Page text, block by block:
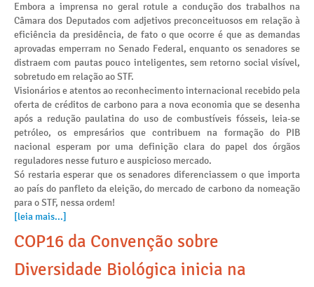
Embora a imprensa no geral rotule a condução dos trabalhos na
Câmara dos Deputados com adjetivos preconceituosos em relação à
eficiência da presidência, de fato o que ocorre é que as demandas
aprovadas emperram no Senado Federal, enquanto os senadores se
distraem com pautas pouco inteligentes, sem retorno social visível,
sobretudo em relação ao STF.
Visionários e atentos ao reconhecimento internacional recebido pela
oferta de créditos de carbono para a nova economia que se desenha
após a redução paulatina do uso de combustíveis fósseis, leia-se
petróleo, os empresários que contribuem na formação do PIB
nacional esperam por uma definição clara do papel dos órgãos
reguladores nesse futuro e auspicioso mercado.
Só restaria esperar que os senadores diferenciassem o que importa
ao país do panfleto da eleição, do mercado de carbono da nomeação
para o STF, nessa ordem!
[leia mais...]
COP16 da Convenção sobre
Diversidade Biológica inicia na